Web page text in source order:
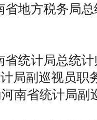
地方税务局总
统计局总统计
局副巡视员职
省统计局副